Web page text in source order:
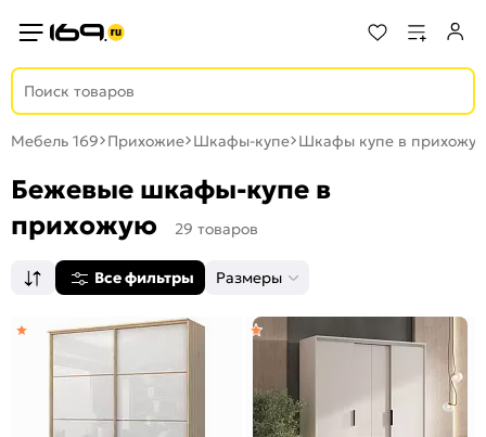
Мебель 169 Прихожие Шкафы-купе Шкафы купе в
Бежевые шкафы-купе в
прихожую
29 товаров
Все фильтры Размеры